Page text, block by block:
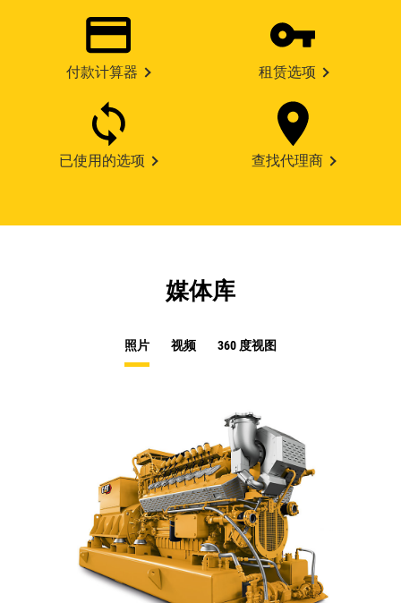
付款计算器 租赁选项
已使用的选项 查找代理商
媒体库
照片 视频 360 度视图